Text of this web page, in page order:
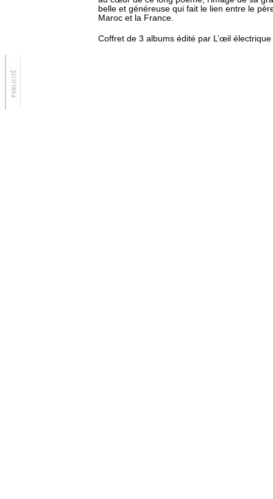
belle et généreuse qui fait le lien entre le
Maroc et la France.
Coffret de 3 albums édité par L’œil